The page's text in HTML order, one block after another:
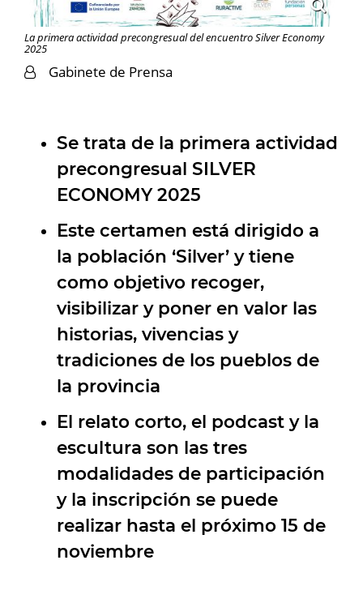
La primera actividad precongresual del encuentro Silver Economy
2025
Gabinete de Prensa
Se trata de la primera actividad
precongresual SILVER
ECONOMY 2025
Este certamen está dirigido a
la población ‘Silver’ y tiene
como objetivo recoger,
visibilizar y poner en valor las
historias, vivencias y
tradiciones de los pueblos de
la provincia
El relato corto, el podcast y la
escultura son las tres
modalidades de participación
y la inscripción se puede
realizar hasta el próximo 15 de
noviembre